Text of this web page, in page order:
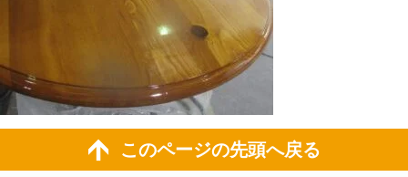
このページの先頭へ戻る